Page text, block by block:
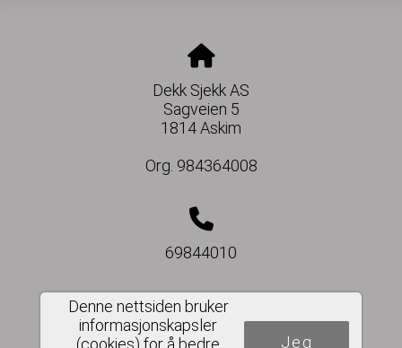
Dekk Sjekk AS
Sagveien 5
1814 Askim
Org. 984364008
69844010
post@dekksjekk.no
Denne nettsiden bruker
informasjonskapsler
(cookies) for å bedre
Jeg